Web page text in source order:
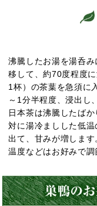
沸騰したお湯を湯呑
移して、約70度程度
1杯）の茶葉を急須に
～1分半程度、浸出し
日本茶は沸騰したば
対に湯冷ましした低
出て、甘みが増します
温度などはお好みで調